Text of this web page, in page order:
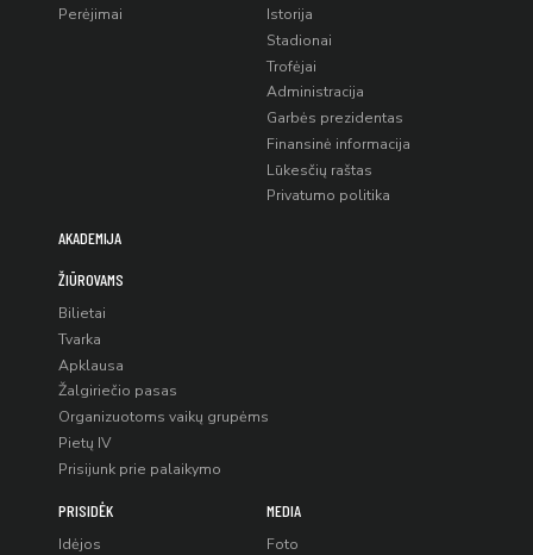
Perėjimai
Istorija
Stadionai
Trofėjai
Administracija
Garbės prezidentas
Finansinė informacija
Lūkesčių raštas
Privatumo politika
AKADEMIJA
ŽIŪROVAMS
Bilietai
Tvarka
Apklausa
Žalgiriečio pasas
Organizuotoms vaikų grupėms
Pietų IV
Prisijunk prie palaikymo
PRISIDĖK
Idėjos
MEDIA
Foto